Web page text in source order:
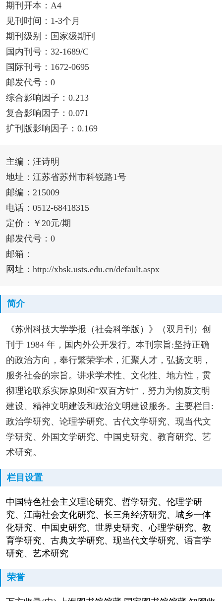
期刊开本：A4
见刊时间：1-3个月
期刊级别：国家级期刊
国内刊号：32-1689/C
国际刊号：1672-0695
邮发代号：0
综合影响因子：0.213
复合影响因子：0.071
扩刊版影响因子：0.169
主编：汪诗明
地址：江苏省苏州市科锐路1号
邮编：215009
电话：0512-68418315
定价：￥20元/期
邮发代号：0
邮箱：
网址：http://xbsk.usts.edu.cn/default.aspx
简介
《苏州科技大学学报（社会科学版）》（双月刊）创
刊于 1984 年，国内外公开发行。本刊宗旨:坚持正确
的政治方向，奉行繁荣学术，汇聚人才，弘扬文明，
服务社会的宗旨。讲求学术性、文化性、地方性，贯
彻理论联系实际原则和“双百方针”，努力为物质文明
建设、精神文明建设和政治文明建设服务。主要栏目:
政治学研究、论理学研究、古代文学研究、现当代文
学研究、外国文学研究、中国史研究、教育研究、艺
术研究。
栏目设置
中国特色社会主义理论研究、哲学研究、伦理学研
究、江南社会文化研究、长三角经济研究、城乡一体
化研究、中国史研究、世界史研究、心理学研究、教
育学研究、古典文学研究、现当代文学研究、语言学
研究、艺术研究
荣誉